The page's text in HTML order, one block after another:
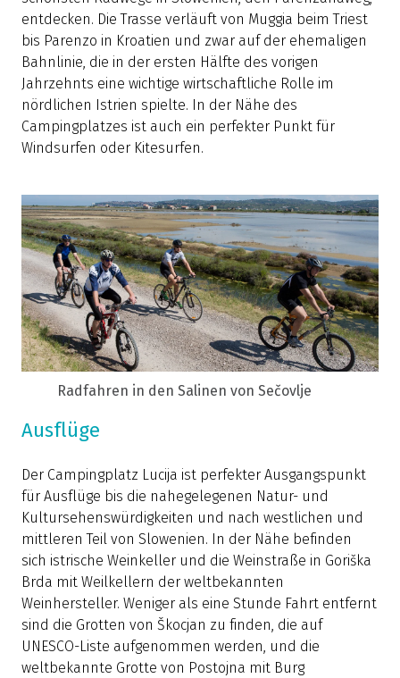
entdecken. Die Trasse verläuft von Muggia beim Triest
bis Parenzo in Kroatien und zwar auf der ehemaligen
Bahnlinie, die in der ersten Hälfte des vorigen
Jahrzehnts eine wichtige wirtschaftliche Rolle im
nördlichen Istrien spielte. In der Nähe des
Campingplatzes ist auch ein perfekter Punkt für
Windsurfen oder Kitesurfen.
Radfahren in den Salinen von Sečovlje
Ausflüge
Der Campingplatz Lucija ist perfekter Ausgangspunkt
für Ausflüge bis die nahegelegenen Natur- und
Kultursehenswürdigkeiten und nach westlichen und
mittleren Teil von Slowenien. In der Nähe befinden
sich istrische Weinkeller und die Weinstraße in Goriška
Brda mit Weilkellern der weltbekannten
Weinhersteller. Weniger als eine Stunde Fahrt entfernt
sind die Grotten von Škocjan zu finden, die auf
UNESCO-Liste aufgenommen werden, und die
weltbekannte Grotte von Postojna mit Burg